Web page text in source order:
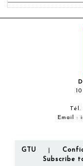
Tél.
Email :
GTU
Subscribe